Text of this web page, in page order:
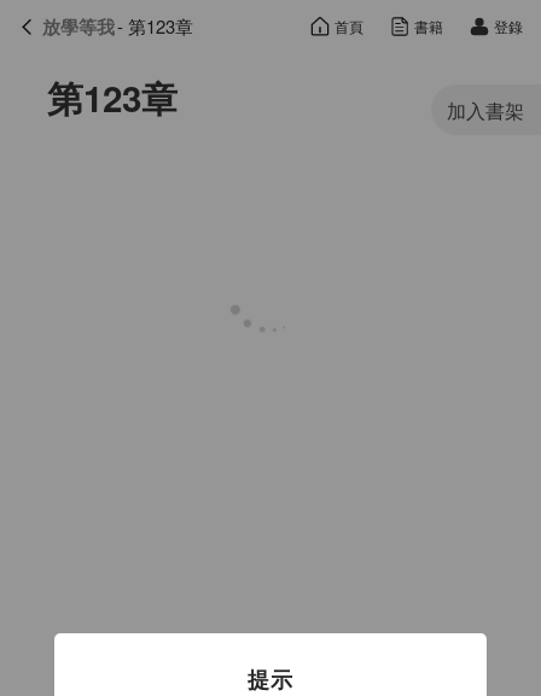
提示
放學等我 目錄
第123章
放學等我- 第123章 首頁 書籍 登錄